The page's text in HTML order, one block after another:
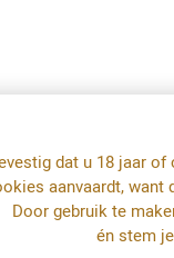
dat u 18 jaar
aanvaardt, want
Door gebruik te
én stem